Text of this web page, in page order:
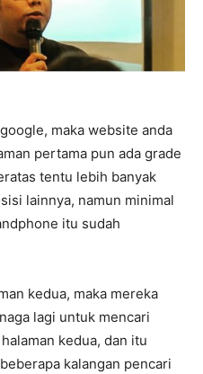
maka website anda
pertama pun ada grade
tentu lebih banyak
lainnya, namun minimal
itu sudah
kedua, maka mereka
lagi untuk mencari
kedua, dan itu
kalangan pencari